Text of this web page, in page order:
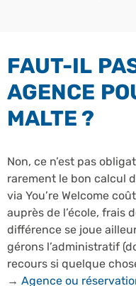
FAUT-IL
AGENCE
MALTE ?
Non, ce n’est pas
rarement le bon calcul
via You’re Welcome
auprès de l’école, frais
différence se joue
gérons l’administratif
recours si quelque
→ Agence ou